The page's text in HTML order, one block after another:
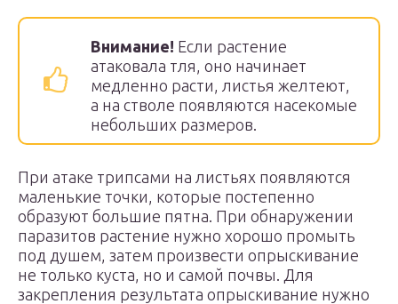
Внимание! Если растение
атаковала тля, оно начинает
медленно расти, листья желтеют,
а на стволе появляются насекомые
небольших размеров.
При атаке трипсами на листьях появляются
маленькие точки, которые постепенно
образуют большие пятна. При обнаружении
паразитов растение нужно хорошо промыть
под душем, затем произвести опрыскивание
не только куста, но и самой почвы. Для
закрепления результата опрыскивание нужно